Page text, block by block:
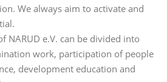
We always aim to activate and
NARUD e.V. can be divided into
work, participation of people
development education and